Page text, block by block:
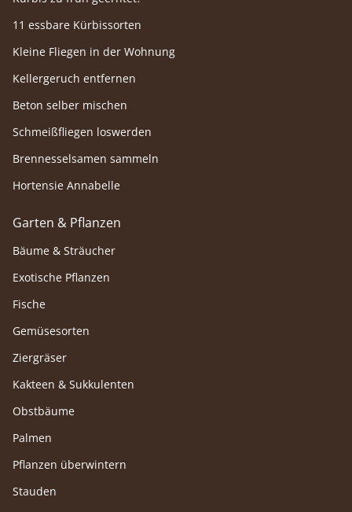
11 essbare Kürbissorten
Kleine Fliegen in der Wohnung
Kellergeruch entfernen
Beton selber mischen
Schmeißfliegen loswerden
Brennesselsamen sammeln
Hortensie Annabelle
Garten & Pflanzen
Bäume & Sträucher
Exotische Pflanzen
Fische
Gemüsesorten
Ziergräser
Kakteen & Sukkulenten
Obstbäume
Palmen
Pflanzen überwintern
Stauden